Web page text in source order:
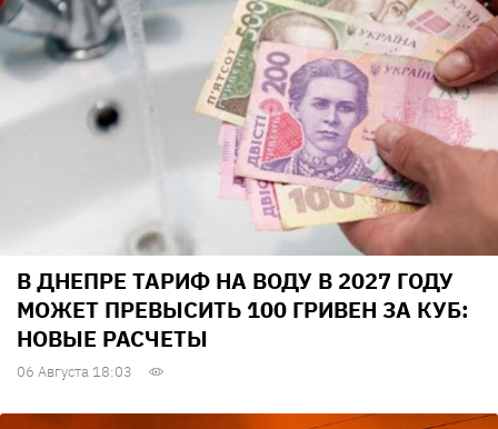
В ДНЕПРЕ ТАРИФ НА ВОДУ В 2027 ГОДУ
МОЖЕТ ПРЕВЫСИТЬ 100 ГРИВЕН ЗА КУБ:
НОВЫЕ РАСЧЕТЫ
06 Августа 18:03